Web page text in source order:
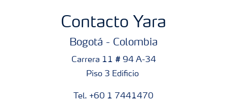
Contacto Yara
Bogotá - Colombia
Carrera 11 # 94 A-34
Piso 3 Edificio
Tel. +60 1 7441470